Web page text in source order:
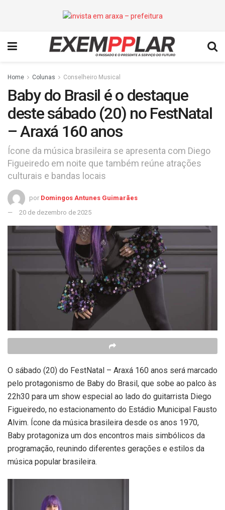
Home Colunas Conselheiro Musical
Baby do Brasil é o destaque
deste sábado (20) no FestNatal
– Araxá 160 anos
Ícone da música brasileira se apresenta com Diego
Figueiredo em noite que também reúne atrações
culturais e bandas locais
por Domingos Antunes Guimarães
20 de dezembro de 2025
O sábado (20) do FestNatal – Araxá 160 anos será marcado
pelo protagonismo de Baby do Brasil, que sobe ao palco às
22h30 para um show especial ao lado do guitarrista Diego
Figueiredo, no estacionamento do Estádio Municipal Fausto
Alvim. Ícone da música brasileira desde os anos 1970,
Baby protagoniza um dos encontros mais simbólicos da
programação, reunindo diferentes gerações e estilos da
música popular brasileira.